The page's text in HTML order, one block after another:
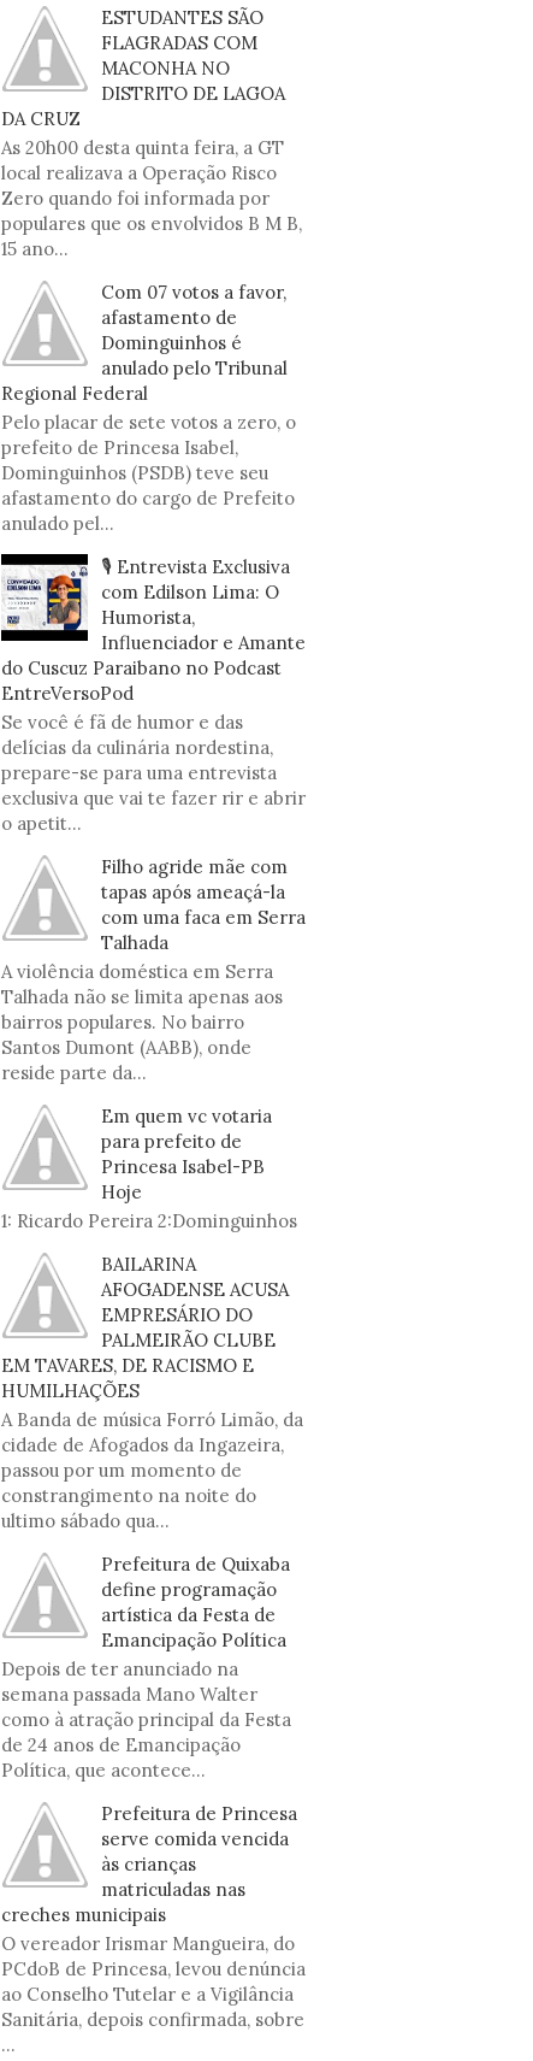
ESTUDANTES SÃO
FLAGRADAS COM
MACONHA NO
DISTRITO DE LAGOA
DA CRUZ
As 20h00 desta quinta feira, a GT
local realizava a Operação Risco
Zero quando foi informada por
populares que os envolvidos B M B,
15 ano...
Com 07 votos a favor,
afastamento de
Dominguinhos é
anulado pelo Tribunal
Regional Federal
Pelo placar de sete votos a zero, o
prefeito de Princesa Isabel,
Dominguinhos (PSDB) teve seu
afastamento do cargo de Prefeito
anulado pel...
🎙️ Entrevista Exclusiva
com Edilson Lima: O
Humorista,
Influenciador e Amante
do Cuscuz Paraibano no Podcast
EntreVersoPod
Se você é fã de humor e das
delícias da culinária nordestina,
prepare-se para uma entrevista
exclusiva que vai te fazer rir e abrir
o apetit...
Filho agride mãe com
tapas após ameaçá-la
com uma faca em Serra
Talhada
A violência doméstica em Serra
Talhada não se limita apenas aos
bairros populares. No bairro
Santos Dumont (AABB), onde
reside parte da...
Em quem vc votaria
para prefeito de
Princesa Isabel-PB
Hoje
1: Ricardo Pereira 2:Dominguinhos
BAILARINA
AFOGADENSE ACUSA
EMPRESÁRIO DO
PALMEIRÃO CLUBE
EM TAVARES, DE RACISMO E
HUMILHAÇÕES
A Banda de música Forró Limão, da
cidade de Afogados da Ingazeira,
passou por um momento de
constrangimento na noite do
ultimo sábado qua...
Prefeitura de Quixaba
define programação
artística da Festa de
Emancipação Política
Depois de ter anunciado na
semana passada Mano Walter
como à atração principal da Festa
de 24 anos de Emancipação
Política, que acontece...
Prefeitura de Princesa
serve comida vencida
às crianças
matriculadas nas
creches municipais
O vereador Irismar Mangueira, do
PCdoB de Princesa, levou denúncia
ao Conselho Tutelar e a Vigilância
Sanitária, depois confirmada, sobre
...